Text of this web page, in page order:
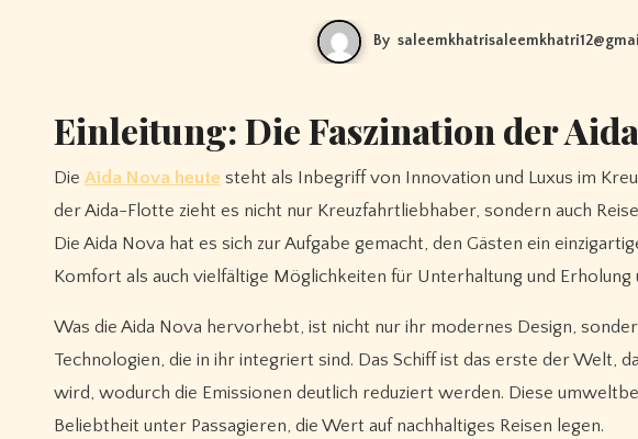
By
Einleitung: Die Faszination der
Die Aida Nova heute steht als Inbegriff von Innovation und Luxus im
der Aida-Flotte zieht es nicht nur Kreuzfahrtliebhaber, sondern auch
Die Aida Nova hat es sich zur Aufgabe gemacht, den Gästen ein
Komfort als auch vielfältige Möglichkeiten für Unterhaltung und Erholung
Was die Aida Nova hervorhebt, ist nicht nur ihr modernes Design,
Technologien, die in ihr integriert sind. Das Schiff ist das erste der Welt,
wird, wodurch die Emissionen deutlich reduziert werden. Diese
Beliebtheit unter Passagieren, die Wert auf nachhaltiges Reisen legen.